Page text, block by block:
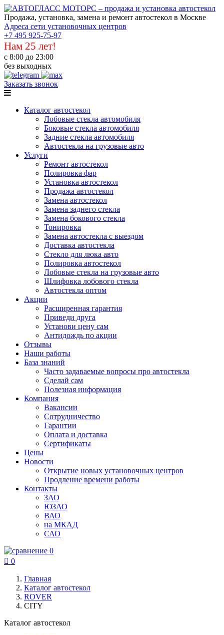
Продажа, установка, замена и ремонт автостекол в Москве
Адреса сети установочных центров
+7 495 925-75-97
Нам 25 лет!
с 8:00 до 23:00
без выходных
Заказать звонок
Каталог автостекол
Лобовые стекла автомобиля
Боковые стекла автомобиля
Задние стекла автомобиля
Автостекла на грузовые авто
Услуги
Ремонт автостекол
Полировка фар
Установка автостекол
Продажа автостекол
Замена автостекол
Замена заднего стекла
Замена бокового стекла
Тонировка
Замена автостекла с выездом
Доставка автостекла
Стекло для люка авто
Полировка автостекол
Лобовые стекла на грузовые авто
Шлифовка лобового стекла
Автостекла оптом
Акции
Расширенная гарантия
Приведи друга
Установи цену сам
Антидождь по акции
Отзывы
Наши работы
База знаний
Часто задаваемые вопросы про автостекла
Сделай сам
Полезная информация
Компания
Вакансии
Сотрудничество
Гарантии
Оплата и доставка
Сертификаты
Цены
Новости
Открытие новых установочных центров
Продление времени работы
Контакты
ЗАО
ЮЗАО
ВАО
на МКАД
САО
0
 0
Главная
Каталог автостекол
ROVER
CITY
Каталог автостекол